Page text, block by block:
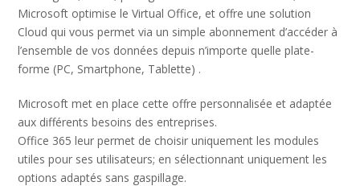
Microsoft optimise le Virtual Office, et offre une solution
Cloud qui vous permet via un simple abonnement d’accéder à
l’ensemble de vos données depuis n’importe quelle plate-
forme (PC, Smartphone, Tablette) .
Microsoft met en place cette offre personnalisée et adaptée
aux différents besoins des entreprises.
Office 365 leur permet de choisir uniquement les modules
utiles pour ses utilisateurs; en sélectionnant uniquement les
options adaptés sans gaspillage.